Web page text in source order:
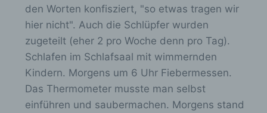
den Worten konfisziert, "so etwas tragen wir
hier nicht". Auch die Schlüpfer wurden
zugeteilt (eher 2 pro Woche denn pro Tag).
Schlafen im Schlafsaal mit wimmernden
Kindern. Morgens um 6 Uhr Fiebermessen.
Das Thermometer musste man selbst
einführen und saubermachen. Morgens stand
Einschränkung der Verarbeitung ist die
Markierung gespeicherter
personenbezogener Daten mit dem Ziel, ihre
künftige Verarbeitung einzuschränken.
e) Profiling